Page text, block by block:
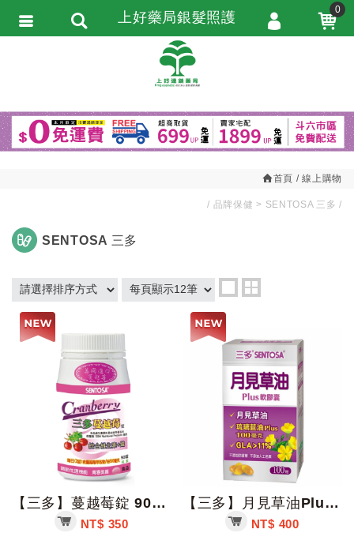
首頁 線上購物
品牌保健 SENTOSA 三多
SENTOSA 三多
【三多】蔓越莓錠 90錠/瓶【上好藥局銀髮照護】
NT$ 350
【三多】月見草油Plus軟膠囊 100粒/盒【上好藥局銀髮照護】
NT$ 400
上好藥局銀髮照護 0
會員登入
會員註冊
忘記密碼
訂單查詢
繁體中文